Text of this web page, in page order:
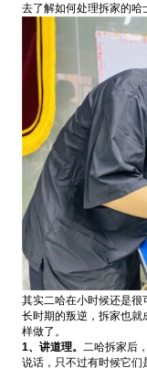
去了解如何处理拆家的哈
其实二哈在小时候还是
长时期的叛逆，拆家也
样做了。
1、讲道理。 二哈拆家后
说话，只不过有时候它